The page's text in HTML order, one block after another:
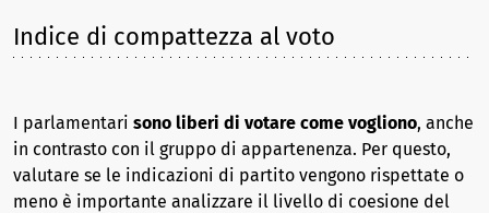
Indice di compattezza al voto
I parlamentari sono liberi di votare come vogliono, anche
in contrasto con il gruppo di appartenenza. Per questo,
valutare se le indicazioni di partito vengono rispettate o
meno è importante analizzare il livello di coesione del